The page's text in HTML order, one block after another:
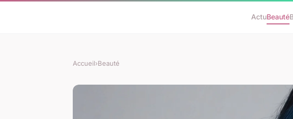
ActuBeauté
Accueil›Beauté